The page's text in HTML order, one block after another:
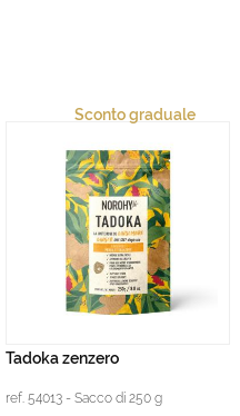
Sconto graduale
Tadoka zenzero
ref. 54013 - Sacco di 250 g